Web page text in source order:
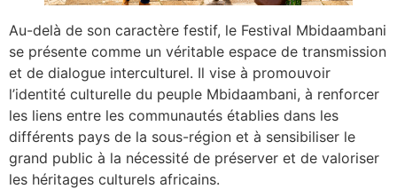
Au-delà de son caractère festif, le Festival Mbidaambani
se présente comme un véritable espace de transmission
et de dialogue interculturel. Il vise à promouvoir
l’identité culturelle du peuple Mbidaambani, à renforcer
les liens entre les communautés établies dans les
différents pays de la sous-région et à sensibiliser le
grand public à la nécessité de préserver et de valoriser
les héritages culturels africains.